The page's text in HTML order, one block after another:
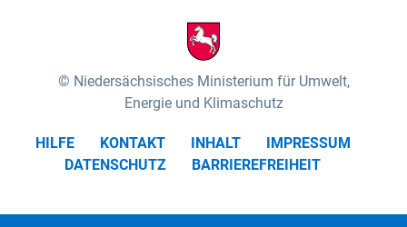
Niedersächsisches Ministerium für Umwelt,
Energie und Klimaschutz
HILFE KONTAKT INHALT
IMPRESSUM
DATENSCHUTZ
BARRIEREFREIHEIT